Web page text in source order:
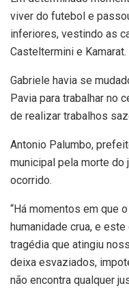
viver do futebol e
inferiores, vestindo as
Casteltermini e Kamarat.
Gabriele havia se
Pavia para trabalhar no
de realizar trabalhos
Antonio Palumbo,
municipal pela morte do
ocorrido.
“Há momentos em que
humanidade crua, e
tragédia que atingiu
deixa esvaziados,
não encontra qualquer